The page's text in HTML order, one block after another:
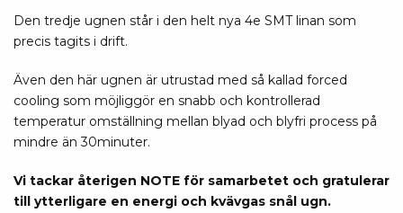
Den tredje ugnen står i den helt nya 4e SMT linan som
precis tagits i drift.
Även den här ugnen är utrustad med så kallad forced
cooling som möjliggör en snabb och kontrollerad
temperatur omställning mellan blyad och blyfri process på
mindre än 30minuter.
Vi tackar återigen NOTE för samarbetet och gratulerar
till ytterligare en energi och kvävgas snål ugn.